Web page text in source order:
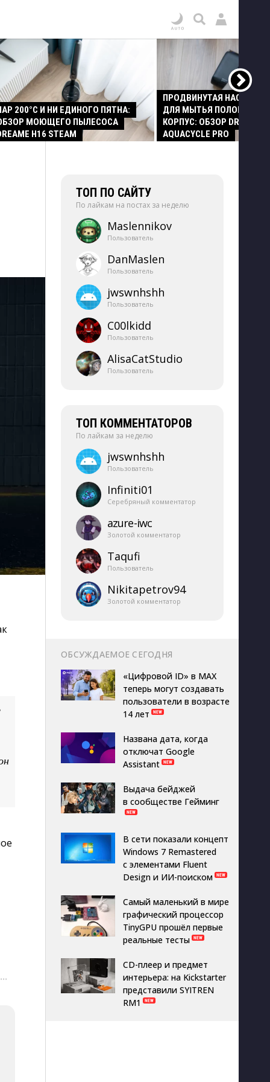
200°C И НИ ЕДИНОГО ПЯТНА:
МОЮЩЕГО ПЫЛЕСОСА
H16 STEAM
ПРОДВИНУТАЯ НАСАДКА
ДЛЯ МЫТЬЯ ПОЛОВ И
КОРПУС: ОБЗОР DREAME
AQUACYCLE PRO
···
ТОП ПО САЙТУ
По лайкам на постах за неделю
Maslennikov
Пользователь
DanMaslen
Пользователь
jwswnhshh
Пользователь
C00lkidd
Пользователь
AlisaCatStudio
Пользователь
ТОП КОММЕНТАТОРОВ
По лайкам за неделю
jwswnhshh
Пользователь
Infiniti01
Серебряный комментатор
azure-​iwc
Золотой комментатор
Taqufi
Пользователь
Nikitapetrov94
Золотой комментатор
ОБСУЖДАЕМОЕ СЕГОДНЯ
«Цифровой ID» в MAX
теперь могут создавать
пользователи в возрасте
14 лет
Названа дата, когда
отключат Google
Assistant
Выдача бейджей
в сообществе Гейминг
В сети показали концепт
Windows 7 Remastered
с элементами Fluent
Design и ИИ-поиском
Самый маленький в мире
графический процессор
TinyGPU прошёл первые
реальные тесты
CD-плеер и предмет
интерьера: на Kickstarter
представили SYITREN
RM1